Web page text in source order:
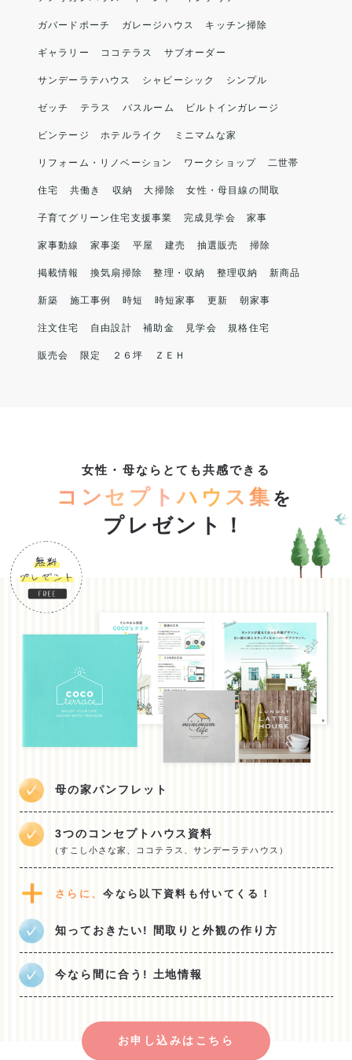
ガバードポーチ ガレージハウス キッチン掃除
ギャラリー ココテラス サブオーダー
サンデーラテハウス シャビーシック シンプル
ゼッチ テラス バスルーム ビルトインガレージ
ビンテージ ホテルライク ミニマムな家
リフォーム・リノベーション ワークショップ 二世帯
住宅 共働き 収納 大掃除 女性・母目線の間取
子育てグリーン住宅支援事業 完成見学会 家事
家事動線 家事楽 平屋 建売 抽選販売 掃除
掲載情報 換気扇掃除 整理・収納 整理収納 新商品
新築 施工事例 時短 時短家事 更新 朝家事
注文住宅 自由設計 補助金 見学会 規格住宅
販売会 限定 ２６坪 ＺＥＨ
女性・母ならとても共感できる
コンセプトハウス集 を
プレゼント！
母の家パンフレット
3つのコンセプトハウス資料
（すこし小さな家、ココテラス、サンデーラテハウス）
さらに、今なら以下資料も付いてくる！
知っておきたい! 間取りと外観の作り方
今なら間に合う! 土地情報
お申し込みはこちら